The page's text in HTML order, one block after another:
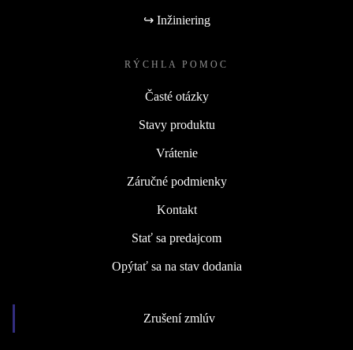
↪ Inžiniering
RÝCHLA POMOC
Časté otázky
Stavy produktu
Vrátenie
Záručné podmienky
Kontakt
Stať sa predajcom
Opýtať sa na stav dodania
Zrušení zmlúv